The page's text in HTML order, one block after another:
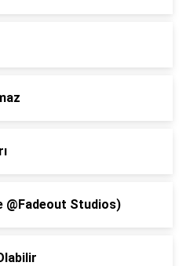
@Fadeout Studios)